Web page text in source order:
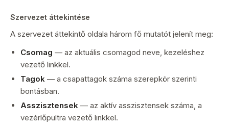
Szervezet áttekintése
A szervezet áttekintő oldala három fő mutatót jelenít meg:
Csomag — az aktuális csomagod neve, kezeléshez
vezető linkkel.
Tagok — a csapattagok száma szerepkör szerinti
bontásban.
Asszisztensek — az aktív asszisztensek száma, a
vezérlőpultra vezető linkkel.